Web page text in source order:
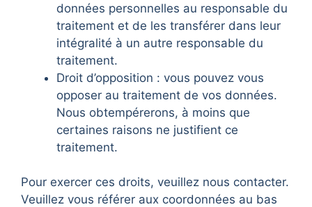
données personnelles au responsable du
traitement et de les transférer dans leur
intégralité à un autre responsable du
traitement.
Droit d’opposition : vous pouvez vous
opposer au traitement de vos données.
Nous obtempérerons, à moins que
certaines raisons ne justifient ce
traitement.
Pour exercer ces droits, veuillez nous contacter.
Veuillez vous référer aux coordonnées au bas